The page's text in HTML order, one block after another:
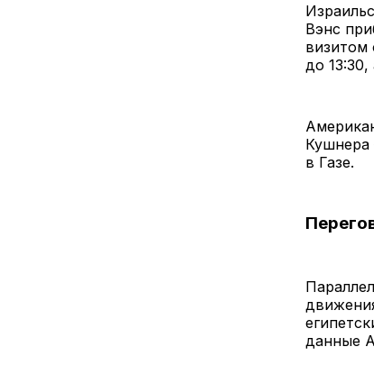
Вэнс
визитом
до
Кушнера
в Газе.
данные